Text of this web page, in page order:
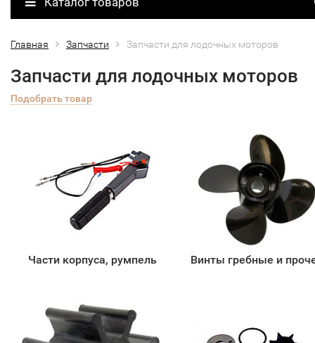
Главная Запчасти Запчасти для лодочных моторов
Запчасти для лодочных моторов
Подобрать товар
Части корпуса, румпель Винты гребные и